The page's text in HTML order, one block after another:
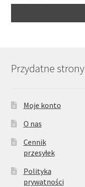
Przydatne strony
Moje konto
O nas
Cennik
przesyłek
Polityka
prywatności